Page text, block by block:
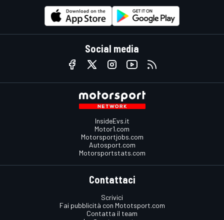
Social media
InsideEvs.it
Motor1.com
Motorsportjobs.com
Autosport.com
Motorsportstats.com
Contattaci
Scrivici
Fai pubblicità con Mototsport.com
Contatta il team